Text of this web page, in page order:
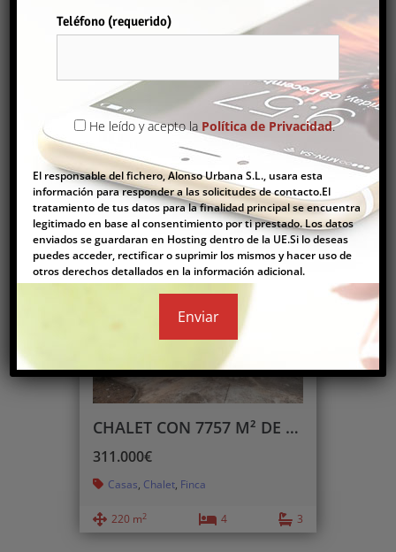
Comprar
MAGNÍFICO CHALET CON PISCINA Y CERCA DE LA PLAYA
350.000€
Casas,Chalet
130 m2 3 2
CHALET CON 7757 M² DE PARCELA
311.000€
Casas, Chalet, Finca
220 m2 4 3
Por favor, deja este campo vacío.
Teléfono (requerido)
He leído y acepto la Política de Privacidad.
El responsable del fichero, Alonso Urbana S.L., usara esta
información para responder a las solicitudes de contacto.El
tratamiento de tus datos para la finalidad principal se encuentra
legitimado en base al consentimiento por ti prestado. Los datos
enviados se guardaran en Hosting dentro de la UE.Si lo deseas
puedes acceder, rectificar o suprimir los mismos y hacer uso de
otros derechos detallados en la información adicional.